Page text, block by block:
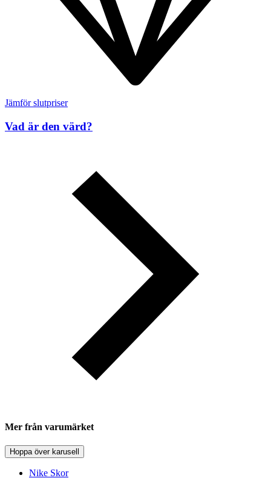
Jämför slutpriser
Vad är den värd?
Mer från varumärket
Hoppa över karusell
Nike Skor